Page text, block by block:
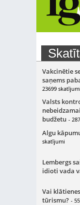
Vakcinētie
saņems
23699 skatījumi
Valsts
budžetu -
Algu
skatījumi
Lembergs
idioti vada
Vai
tūrismu? -